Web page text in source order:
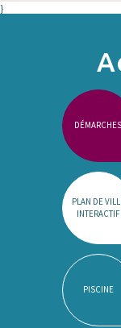
}
DÉMARCHES
PLAN DE
INTERACTIF
PISCINE